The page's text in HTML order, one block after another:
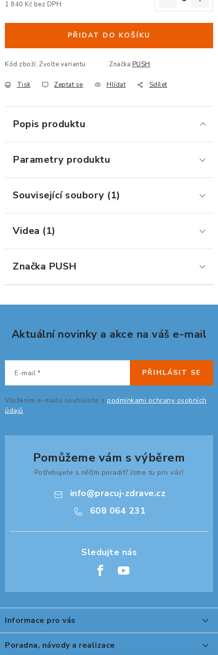
BEDERNÍ A KRČNÍ OPĚRKY
PODLOŽKY POD NOHY
PODLOŽKY POD MYŠ A ZÁPĚSTÍ
DRŽÁKY LCD MONITORŮ A TV
STOJANY POD NOTEBOOK
ORGANIZACE KABELŮ
STOJANY NA DOKUMENTY
ZÁSUVKOVÉ BOXY
DESIGN A STYL V KANCELÁŘI
VODNÍ FILTRY
1 840 Kč bez DPH
PŘIDAT DO KOŠÍKU
Kód zboží: Zvolte variantu Značka:PUSH
Tisk Zeptat se Hlídat Sdílet
Popis produktu
Parametry produktu
Související soubory (1)
Videa (1)
Značka PUSH
Aktuální novinky a akce na váš e-mail
E-mail
Vložením e-mailu souhlasíte s podmínkami ochrany osobních
údajů
PŘIHLÁSIT SE
Pomůžeme vám s výběrem
Potřebujete s něčím poradit? Jsme tu pro vás!
info@pracuj-zdrave.cz
608 064 231
á
p
a
Informace pro vás
Poradna, návody a realizace